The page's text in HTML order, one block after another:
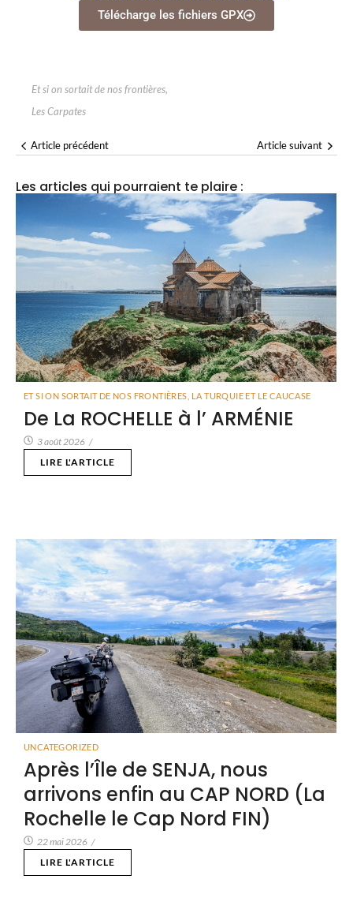
Télécharge les fichiers GPX
Et si on sortait de nos frontières,
Les Carpates
Article précédent Article suivant
Les articles qui pourraient te plaire :
ET SI ON SORTAIT DE NOS FRONTIÈRES LA TURQUIE ET LE CAUCASE
De La ROCHELLE à l’ ARMÉNIE
3 août 2026 /
LIRE L'ARTICLE
UNCATEGORIZED
Après l’Île de SENJA, nous
arrivons enfin au CAP NORD (La
Rochelle le Cap Nord FIN)
22 mai 2026 /
LIRE L'ARTICLE